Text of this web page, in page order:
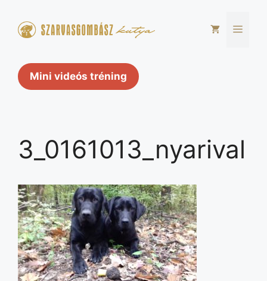
tartalomba
Mini videós tréning
3_0161013_nyarival